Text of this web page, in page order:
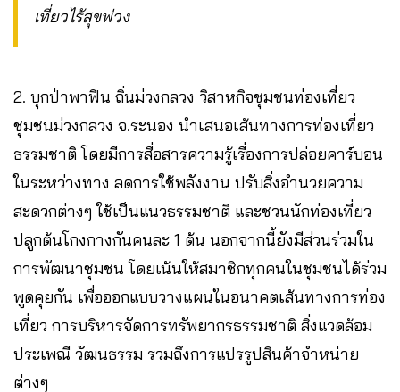
เที่ยวไร้สุขพ่วง
2. บุกป่าพาฟิน ถิ่นม่วงกลวง วิสาหกิจชุมชนท่องเที่ยว
ชุมชนม่วงกลวง จ.ระนอง นำเสนอเส้นทางการท่องเที่ยว
ธรรมชาติ โดยมีการสื่อสารความรู้เรื่องการปล่อยคาร์บอน
ในระหว่างทาง ลดการใช้พลังงาน ปรับสิ่งอำนวยความ
สะดวกต่างๆ ใช้เป็นแนวธรรมชาติ และชวนนักท่องเที่ยว
ปลูกต้นโกงกางกันคนละ 1 ต้น นอกจากนี้ยังมีส่วนร่วมใน
การพัฒนาชุมชน โดยเน้นให้สมาชิกทุกคนในชุมชนได้ร่วม
พูดคุยกัน เพื่อออกแบบวางแผนในอนาคตเส้นทางการท่อง
เที่ยว การบริหารจัดการทรัพยากรธรรมชาติ สิ่งแวดล้อม
ประเพณี วัฒนธรรม รวมถึงการแปรรูปสินค้าจำหน่าย
ต่างๆ